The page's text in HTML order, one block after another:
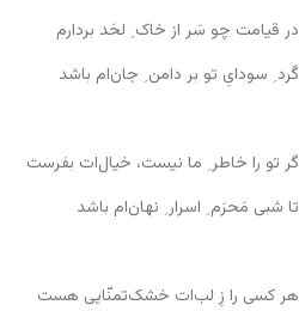
در قیامت چو سَر از خاک ِ لحَد بردارم
گَرد ِ سودایِ تو بر دامن ِ جان‌ام باشد
گر تو را خاطر ِ ما نیست، خیال‌ات بفرست
تا شبی مَحرَم ِ اسرار ِ نهان‌ام باشد
هر کسی را زِ لب‌ات خشک‌تمنّایی هست